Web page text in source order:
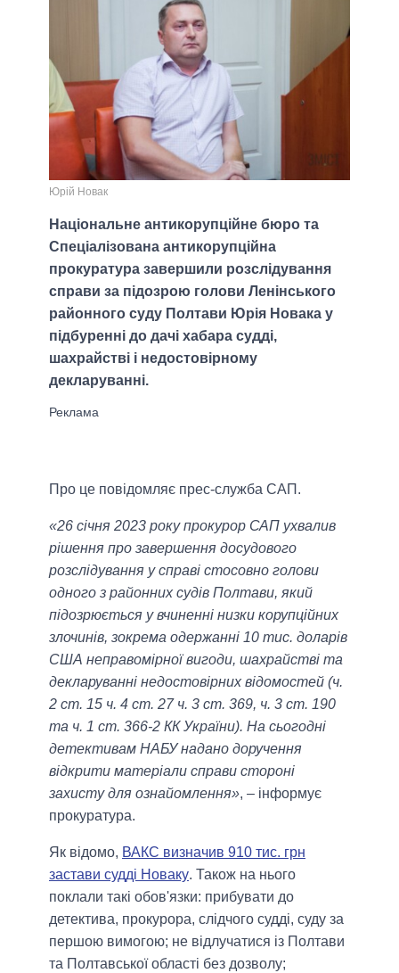
Юрій Новак
Національне антикорупційне бюро та
Спеціалізована антикорупційна
прокуратура завершили розслідування
справи за підозрою голови Ленінського
районного суду Полтави Юрія Новака у
підбуренні до дачі хабара судді,
шахрайстві і недостовірному
декларуванні.
Про це повідомляє прес-служба САП.
«26 січня 2023 року прокурор САП ухвалив
рішення про завершення досудового
розслідування у справі стосовно голови
одного з районних судів Полтави, який
підозрюється у вчиненні низки корупційних
злочинів, зокрема одержанні 10 тис. доларів
США неправомірної вигоди, шахрайстві та
декларуванні недостовірних відомостей (ч.
2 ст. 15 ч. 4 ст. 27 ч. 3 ст. 369, ч. 3 ст. 190
та ч. 1 ст. 366-2 КК України). На сьогодні
детективам НАБУ надано доручення
відкрити матеріали справи стороні
захисту для ознайомлення», – інформує
прокуратура.
Як відомо, ВАКС визначив 910 тис. грн
застави судді Новаку. Також на нього
поклали такі обов'язки: прибувати до
детектива, прокурора, слідчого судді, суду за
першою вимогою; не відлучатися із Полтави
та Полтавської області без дозволу;